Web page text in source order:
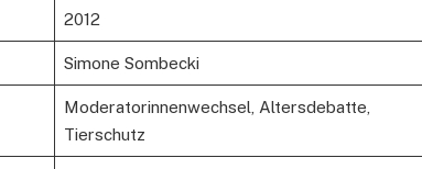
2012
Simone Sombecki
Moderatorinnenwechsel, Altersdebatte,
Tierschutz